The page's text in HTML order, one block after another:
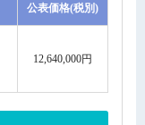
公表価格(税別)
12,640,000円